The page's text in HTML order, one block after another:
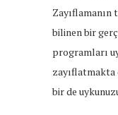
bilinen bir
programları
bir de